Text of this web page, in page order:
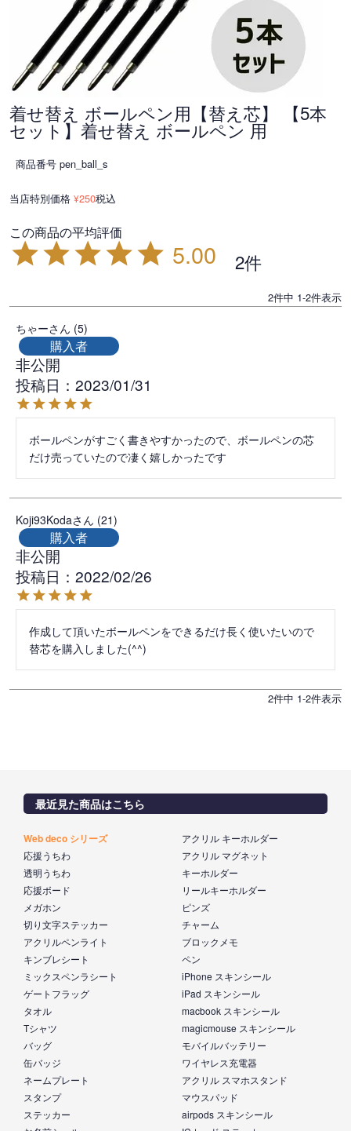
着せ替え ボールペン用【替え芯】 【5本
セット】着せ替え ボールペン 用
商品番号 pen_ball_s
当店特別価格 ¥250税込
5.00 2
2件中 1-2件表示
ちゃー 5
購入者
非公開
投稿日
2023/01/31
ボールペンがすごく書きやすかったので、ボールペンの芯
Koji93Koda 21
購入者
非公開
投稿日
2022/02/26
作成して頂いたボールペンをできるだけ長く使いたいので
替芯を購入しました(^^)
2件中 1-2件表示
最近見た商品はこちら
Web deco シリーズ
応援うちわ
透明うちわ
応援ボード
メガホン
切り文字ステッカー
アクリルペンライト
キンブレシート
ミックスペンラシート
ゲートフラッグ
タオル
Tシャツ
バッグ
缶バッジ
ネームプレート
スタンプ
ステッカー
アクリル キーホルダー
アクリル マグネット
キーホルダー
リールキーホルダー
ピンズ
チャーム
ブロックメモ
ペン
iPhone スキンシール
iPad スキンシール
macbook スキンシール
magicmouse スキンシール
モバイルバッテリー
ワイヤレス充電器
アクリル スマホスタンド
マウスパッド
airpods スキンシール